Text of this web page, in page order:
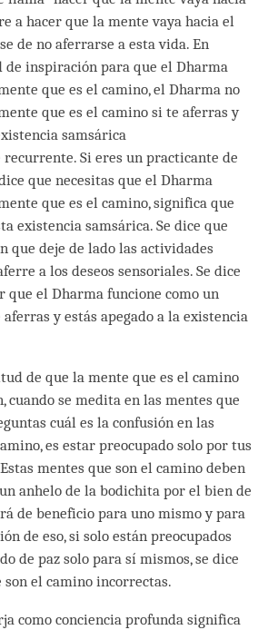
a hacer que la mente vaya hacia el
de no aferrarse a esta vida. En
inspiración para que el Dharma
que es el camino, el Dharma no
que es el camino si te aferras y
samsárica
Si eres un practicante de
que necesitas que el Dharma
que es el camino, significa que
existencia samsárica. Se dice que
que deje de lado las actividades
a los deseos sensoriales. Se dice
que el Dharma funcione como un
y estás apegado a la existencia
de que la mente que es el camino
cuando se medita en las mentes que
cuál es la confusión en las
es estar preocupado solo por tus
mentes que son el camino deben
anhelo de la bodichita por el bien de
de beneficio para uno mismo y para
de eso, si solo están preocupados
de paz solo para sí mismos, se dice
son el camino incorrectas.
como conciencia profunda significa